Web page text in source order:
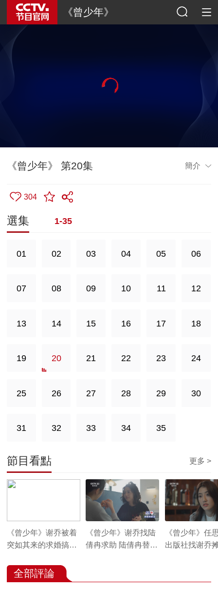
《曾少年》
《曾少年》 第20集 簡介
304
選集 1-35
01 02 03 04 05 06
07 08 09 10 11 12
13 14 15 16 17 18
19 20 21 22 23 24
25 26 27 28 29 30
31 32 33 34 35
節目看點 更多 >
《曾少年》谢乔被着
突如其来的求婚搞得
《曾少年》谢乔找陆
倩冉求助 陆倩冉替她
《曾少年》任
出版社找谢乔
全部評論